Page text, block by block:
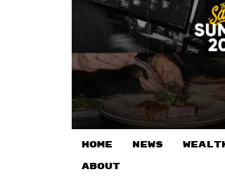
HOME NEWS
ABOUT